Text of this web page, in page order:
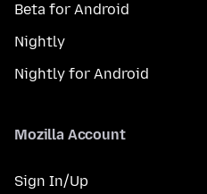
Beta for Android
Nightly
Nightly for Android
Mozilla Account
Sign In/Up